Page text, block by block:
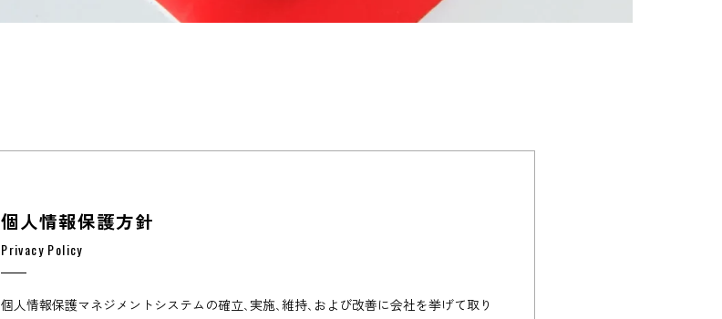
個人情報保護方針
Privacy Policy
個人情報保護マネジメントシステムの確立､実施､維持､および改善に会社を挙げて取り